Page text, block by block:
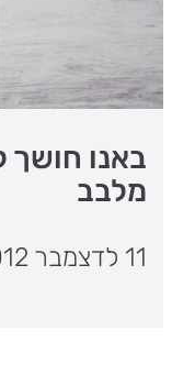
באנו
מלבב
11 לדצמבר 2012